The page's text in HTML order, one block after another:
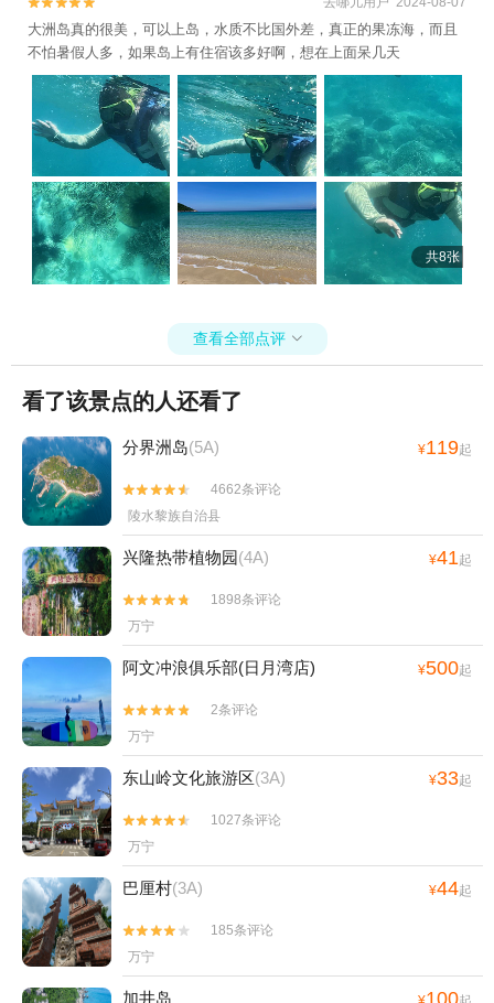
大洲岛真的很美，可以上岛，水质不比国外差，真正的果冻海，而且
不怕暑假人多，如果岛上有住宿该多好啊，想在上面呆几天
共8张
查看全部点评 
看了该景点的人还看了
分界洲岛(5A) ¥119起


4662条评论
陵水黎族自治县
兴隆热带植物园(4A) ¥41起


1898条评论
万宁
阿文冲浪俱乐部(日月湾店) ¥500起


2条评论
万宁
东山岭文化旅游区(3A) ¥33起


1027条评论
万宁
巴厘村(3A) ¥44起


185条评论
万宁
加井岛 100